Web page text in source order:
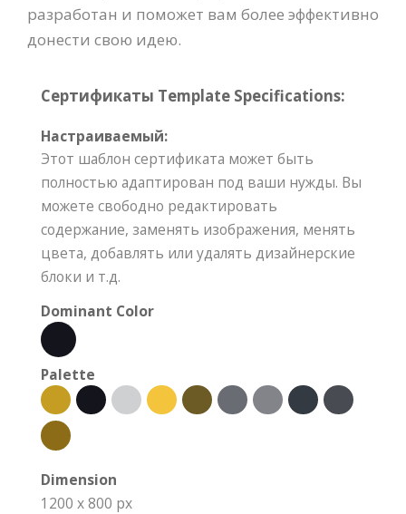
разработан и поможет вам более эффективно
донести свою идею.
Сертификаты Template Specifications:
Настраиваемый:
Этот шаблон сертификата может быть
полностью адаптирован под ваши нужды. Вы
можете свободно редактировать
содержание, заменять изображения, менять
цвета, добавлять или удалять дизайнерские
блоки и т.д.
Dominant Color
Palette
Dimension
1200 x 800 px